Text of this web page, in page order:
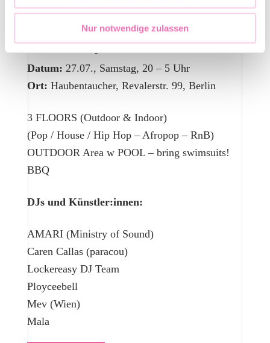
Nur notwendige zulassen
The OFFICIAL CSD FLINTA
Hosted by Girls Town
Datum: 27.07., Samstag, 20 – 5 Uhr
Ort: Haubentaucher, Revalerstr. 99, Berlin
3 FLOORS (Outdoor & Indoor)
(Pop / House / Hip Hop – Afropop – RnB)
OUTDOOR Area w POOL – bring swimsuits!
BBQ
DJs und Künstler:innen:
AMARI (Ministry of Sound)
Caren Callas (paracou)
Lockereasy DJ Team
Ployceebell
Mev (Wien)
Mala